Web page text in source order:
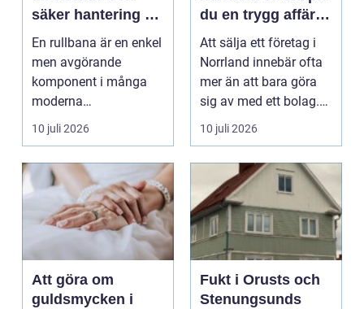
säker hantering av
gods
En rullbana är en enkel
men avgörande
komponent i många
moderna
verksamheter. Den
används för att fl...
10 juli 2026
du en trygg affär
från start till mål
Att sälja ett företag i
Norrland innebär ofta
mer än att bara göra
sig av med ett bolag.
För många ä...
10 juli 2026
Att göra om
guldsmycken i
Fukt i Orusts och
Stenungsunds